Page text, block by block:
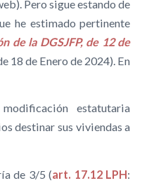
Pero sigue estando de
he estimado pertinente
de la DGSJFP, de 12 de
18 de Enero de 2024). En
estatutaria
destinar sus viviendas a
de 3/5 (art. 17.12 LPH: